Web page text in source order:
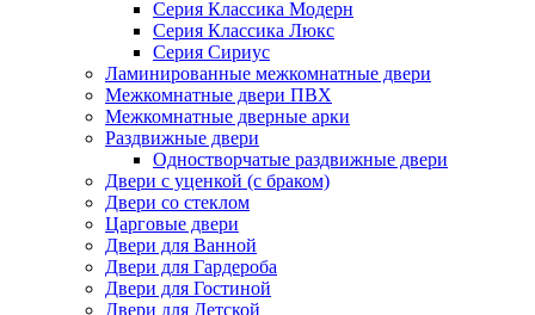
Серия Классика Модерн
Серия Классика Люкс
Серия Сириус
Ламинированные межкомнатные двери
Межкомнатные двери ПВХ
Межкомнатные дверные арки
Раздвижные двери
Одностворчатые раздвижные двери
Двери с уценкой (с браком)
Двери со стеклом
Царговые двери
Двери для Ванной
Двери для Гардероба
Двери для Гостиной
Двери для Детской